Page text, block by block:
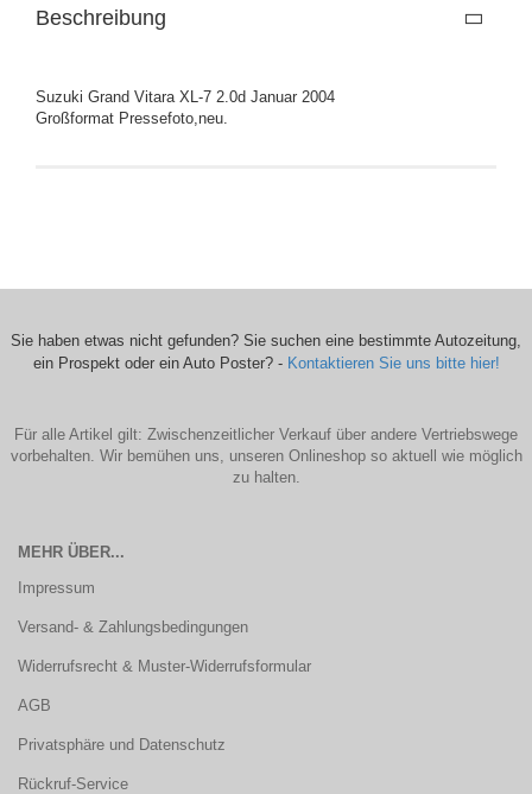
Beschreibung
Suzuki Grand Vitara XL-7 2.0d Januar 2004
Großformat Pressefoto,neu.
Sie haben etwas nicht gefunden? Sie suchen eine bestimmte Autozeitung,
ein Prospekt oder ein Auto Poster? - Kontaktieren Sie uns bitte hier!
Für alle Artikel gilt: Zwischenzeitlicher Verkauf über andere Vertriebswege
vorbehalten. Wir bemühen uns, unseren Onlineshop so aktuell wie möglich
zu halten.
MEHR ÜBER...
Impressum
Versand- & Zahlungsbedingungen
Widerrufsrecht & Muster-Widerrufsformular
AGB
Privatsphäre und Datenschutz
Rückruf-Service